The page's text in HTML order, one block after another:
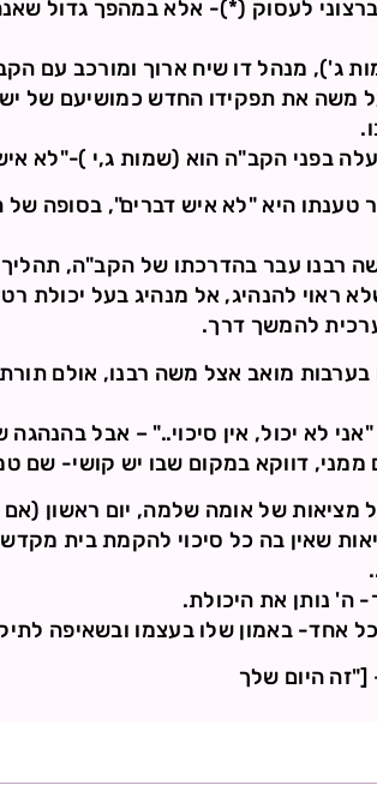
ברצוני לעסוק (*)- אלא במהפך גדול
ג'), מנהל דו שיח ארוך ומורכב עם
משה את תפקידו החדש כמושיעם של
בפני הקב"ה הוא (שמות ג,י )-"לא
טענתו היא "לא איש דברים", בסופה
רבנו עבר בהדרכתו של הקב"ה,
ראוי להנהיג, אל מנהיג בעל יכולת
להמשך דרך.
בערבות מואב אצל משה רבנו, אולם
לא יכול, אין סיכוי.." – אבל
ממני, דווקא במקום שבו יש קושי- שם
מציאות של אומה שלמה, יום ראשון
שאין בה כל סיכוי להקמת בית
ה' נותן את היכולת.
אחד- באמון שלו בעצמו ובשאיפה
["זה היום שלך